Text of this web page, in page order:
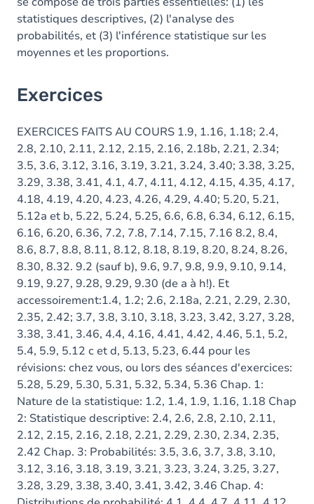
statistiques descriptives, (2) l'analyse des
probabilités, et (3) l'inférence statistique sur les
moyennes et les proportions.
Exercices
EXERCICES FAITS AU COURS 1.9, 1.16, 1.18; 2.4,
2.8, 2.10, 2.11, 2.12, 2.15, 2.16, 2.18b, 2.21, 2.34;
3.5, 3.6, 3.12, 3.16, 3.19, 3.21, 3.24, 3.40; 3.38, 3.25,
3.29, 3.38, 3.41, 4.1, 4.7, 4.11, 4.12, 4.15, 4.35, 4.17,
4.18, 4.19, 4.20, 4.23, 4.26, 4.29, 4.40; 5.20, 5.21,
5.12a et b, 5.22, 5.24, 5.25, 6.6, 6.8, 6.34, 6.12, 6.15,
6.16, 6.20, 6.36, 7.2, 7.8, 7.14, 7.15, 7.16 8.2, 8.4,
8.6, 8.7, 8.8, 8.11, 8.12, 8.18, 8.19, 8.20, 8.24, 8.26,
8.30, 8.32. 9.2 (sauf b), 9.6, 9.7, 9.8, 9.9, 9.10, 9.14,
9.19, 9.27, 9.28, 9.29, 9.30 (de a à h!). Et
accessoirement:1.4, 1.2; 2.6, 2.18a, 2.21, 2.29, 2.30,
2.35, 2.42; 3.7, 3.8, 3.10, 3.18, 3.23, 3.42, 3.27, 3.28,
3.38, 3.41, 3.46, 4.4, 4.16, 4.41, 4.42, 4.46, 5.1, 5.2,
5.4, 5.9, 5.12 c et d, 5.13, 5.23, 6.44 pour les
révisions: chez vous, ou lors des séances d'exercices:
5.28, 5.29, 5.30, 5.31, 5.32, 5.34, 5.36 Chap. 1:
Nature de la statistique: 1.2, 1.4, 1.9, 1.16, 1.18 Chap
2: Statistique descriptive: 2.4, 2.6, 2.8, 2.10, 2.11,
2.12, 2.15, 2.16, 2.18, 2.21, 2.29, 2.30, 2.34, 2.35,
2.42 Chap. 3: Probabilités: 3.5, 3.6, 3.7, 3.8, 3.10,
3.12, 3.16, 3.18, 3.19, 3.21, 3.23, 3.24, 3.25, 3.27,
3.28, 3.29, 3.38, 3.40, 3.41, 3.42, 3.46 Chap. 4: